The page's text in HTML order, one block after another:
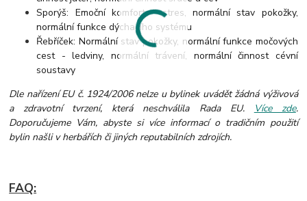
Sporýš: Emoční komfort - stres, normální stav pokožky,
normální funkce dýchacího systému
Řebříček: Normální stav pokožky, normální funkce močových
cest - ledviny, normální trávení, normální činnost cévní
soustavy
Dle nařízení EU č. 1924/2006 nelze u bylinek uvádět žádná výživová
a zdravotní tvrzení, která neschválila Rada EU.
Více zde.
Doporučujeme Vám, abyste si více informací o tradičním použití
bylin našli v herbářích či jiných reputabilních zdrojích.
FAQ: